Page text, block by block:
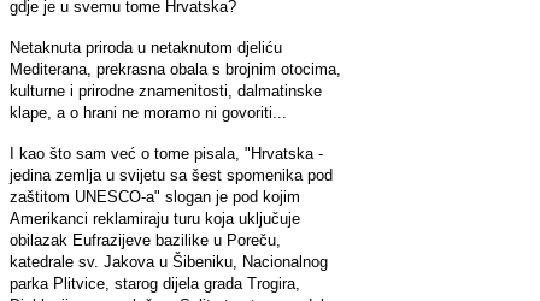
gdje je u svemu tome Hrvatska?
Netaknuta priroda u netaknutom djeliću
Mediterana, prekrasna obala s brojnim otocima,
kulturne i prirodne znamenitosti, dalmatinske
klape, a o hrani ne moramo ni govoriti...
I kao što sam već o tome pisala, "Hrvatska -
jedina zemlja u svijetu sa šest spomenika pod
zaštitom UNESCO-a" slogan je pod kojim
Amerikanci reklamiraju turu koja uključuje
obilazak Eufrazijeve bazilike u Poreču,
katedrale sv. Jakova u Šibeniku, Nacionalnog
parka Plitvice, starog dijela grada Trogira,